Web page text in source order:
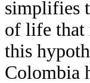
simplifies
of life that
this
Colombia